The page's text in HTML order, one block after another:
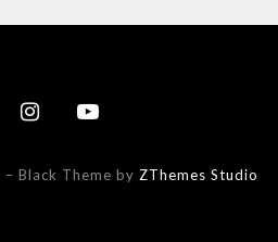
– Black Theme by ZThemes Studio